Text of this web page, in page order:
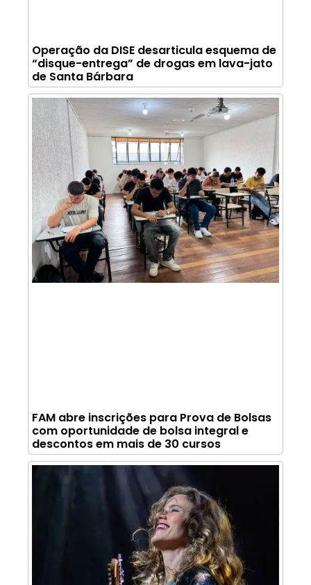
Operação da DISE desarticula esquema de
“disque-entrega” de drogas em lava-jato
de Santa Bárbara
FAM abre inscrições para Prova de Bolsas
com oportunidade de bolsa integral e
descontos em mais de 30 cursos